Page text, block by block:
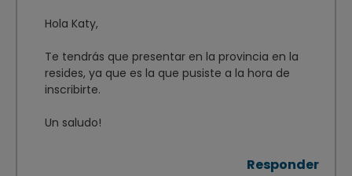
Hola Katy,
Te tendrás que presentar en la provincia en la
resides, ya que es la que pusiste a la hora de
inscribirte.
Un saludo!
Responder